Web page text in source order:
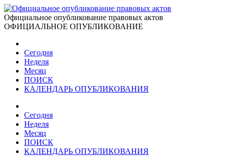
Официальное опубликование правовых актов
ОФИЦИАЛЬНОЕ ОПУБЛИКОВАНИЕ
Сегодня
Неделя
Месяц
ПОИСК
КАЛЕНДАРЬ ОПУБЛИКОВАНИЯ
Сегодня
Неделя
Месяц
ПОИСК
КАЛЕНДАРЬ ОПУБЛИКОВАНИЯ